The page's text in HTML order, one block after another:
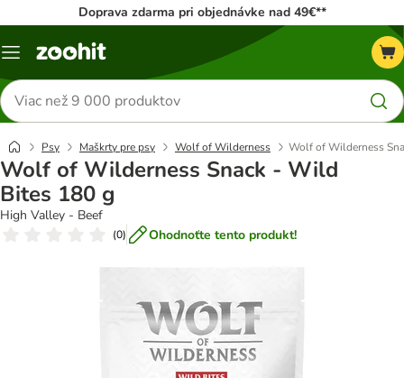
Doprava zdarma pri objednávke nad 49€**
Kategórie
Hľadať
produkty
Psy Maškrty pre psy Wolf of Wilderness Wolf of Wilderness
Wolf of Wilderness Snack - Wild
Bites 180 g
High Valley - Beef
(0) Ohodnoťte tento produkt!